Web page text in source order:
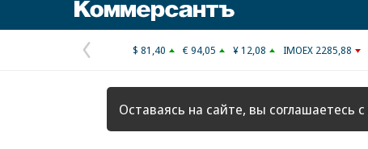
Предыдущая
страница
$ 81,40 € 94,05 ¥ 12,08 IMOEX 2285,88
Оставаясь на сайте, вы соглашаетесь с